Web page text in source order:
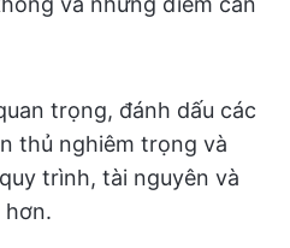
trọng, đánh dấu các
thủ nghiêm trọng và
trình, tài nguyên và
hơn.